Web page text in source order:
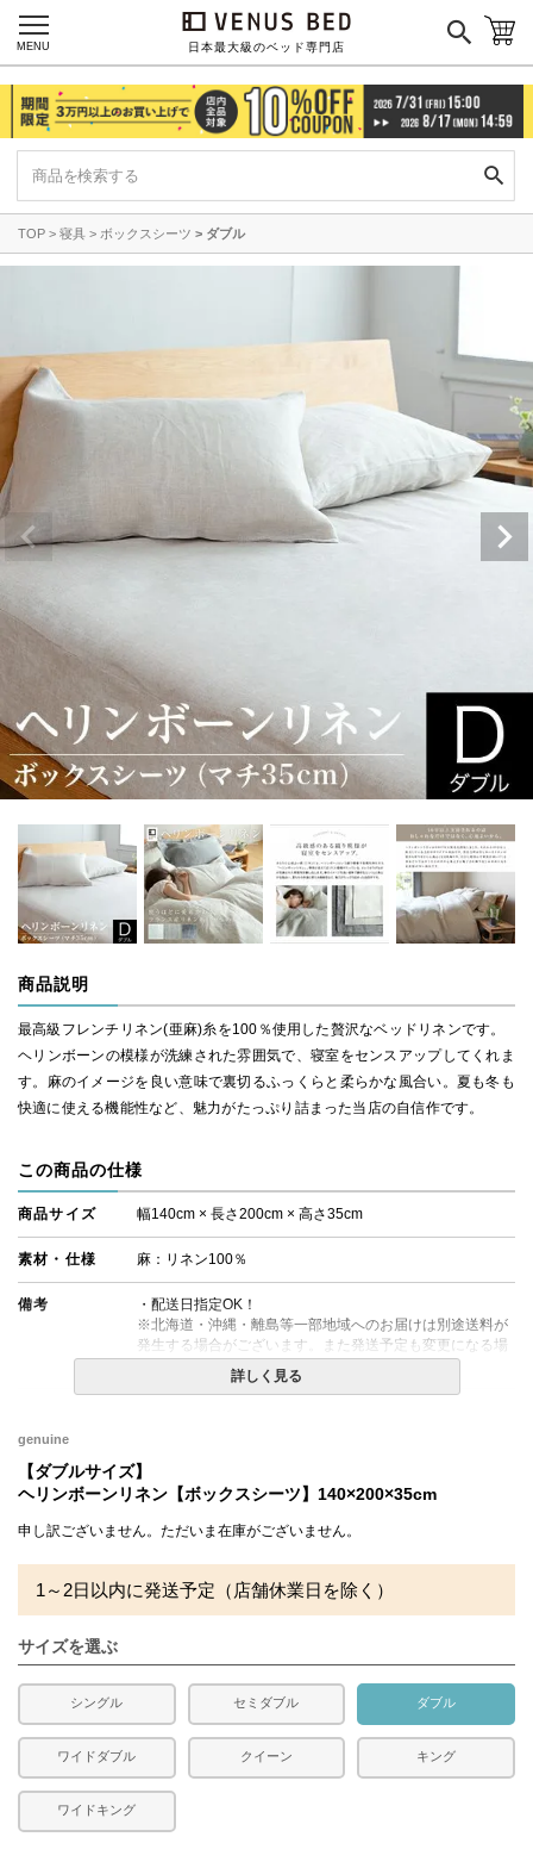
日本最大級のベッド専門店
MENU
TOP 寝具 ボックスシーツ ダブル
商品説明
最高級フレンチリネン(亜麻)糸を100％使用した贅沢なベッドリネンです。
ヘリンボーンの模様が洗練された雰囲気で、寝室をセンスアップしてくれま
す。麻のイメージを良い意味で裏切るふっくらと柔らかな風合い。夏も冬も
快適に使える機能性など、魅力がたっぷり詰まった当店の自信作です。
この商品の仕様
商品サイズ 幅140cm × 長さ200cm × 高さ35cm
素材・仕様 麻：リネン100％
備考
・配送日指定OK！
※北海道・沖縄・離島等一部地域へのお届けは別途送料が
発生する場合がございます。また発送予定も変更になる場
合があります。
詳しく見る
genuine
【ダブルサイズ】
ヘリンボーンリネン【ボックスシーツ】140×200×35cm
申し訳ございません。ただいま在庫がございません。
1～2日以内に発送予定（店舗休業日を除く）
サイズを選ぶ
シングル セミダブル ダブル
ワイドダブル クイーン キング
ワイドキング